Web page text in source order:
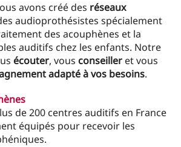
avons créé des réseaux
audioprothésistes spécialement
des acouphènes et la
auditifs chez les enfants. Notre
écouter, vous conseiller et vous
adapté à vos besoins.
de 200 centres auditifs en France
équipés pour recevoir les